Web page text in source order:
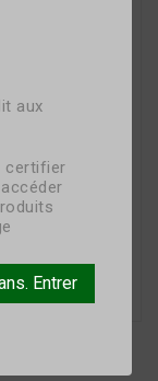
aux
certifier
Entrer